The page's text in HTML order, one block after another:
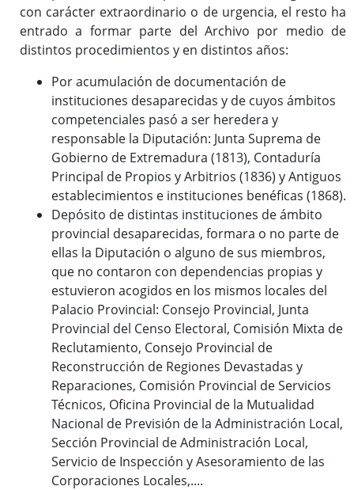
con carácter extraordinario o de urgencia, el resto ha
entrado a formar parte del Archivo por medio de
distintos procedimientos y en distintos años:
Por acumulación de documentación de
instituciones desaparecidas y de cuyos ámbitos
competenciales pasó a ser heredera y
responsable la Diputación: Junta Suprema de
Gobierno de Extremadura (1813), Contaduría
Principal de Propios y Arbitrios (1836) y Antiguos
establecimientos e instituciones benéficas (1868).
Depósito de distintas instituciones de ámbito
provincial desaparecidas, formara o no parte de
ellas la Diputación o alguno de sus miembros,
que no contaron con dependencias propias y
estuvieron acogidos en los mismos locales del
Palacio Provincial: Consejo Provincial, Junta
Provincial del Censo Electoral, Comisión Mixta de
Reclutamiento, Consejo Provincial de
Reconstrucción de Regiones Devastadas y
Reparaciones, Comisión Provincial de Servicios
Técnicos, Oficina Provincial de la Mutualidad
Nacional de Previsión de la Administración Local,
Sección Provincial de Administración Local,
Servicio de Inspección y Asesoramiento de las
Corporaciones Locales,....